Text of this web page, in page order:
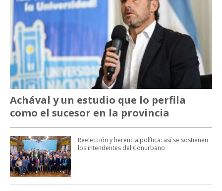
Achával y un estudio que lo perfila
como el sucesor en la provincia
Reelección y herencia política: así se sostienen
los intendentes del Conurbano